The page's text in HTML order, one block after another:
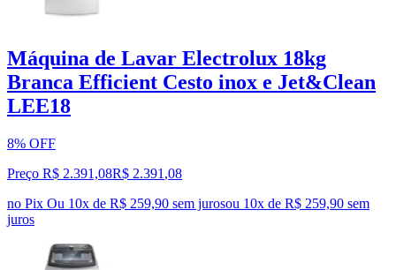
Máquina de Lavar Electrolux 18kg
Branca Efficient Cesto inox e Jet&Clean
LEE18
8% OFF
Preço R$ 2.391,08R$ 2.391 ,08
no Pix Ou 10x de R$ 259,90 sem jurosou 10x de R$ 259,90 sem
juros